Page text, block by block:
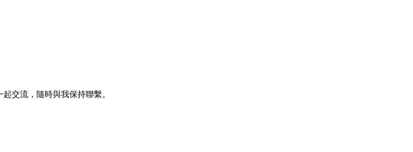
交流，隨時與我保持聯繫。